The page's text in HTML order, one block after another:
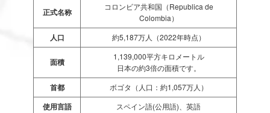
正式名称
コロンビア共和国（Republica de
Colombia）
人口 約5,187万人（2022年時点）
面積
1,139,000平方キロメートル
日本の約3倍の面積です。
首都 ボゴタ（人口：約1,057万人）
使用言語 スペイン語(公用語)、英語